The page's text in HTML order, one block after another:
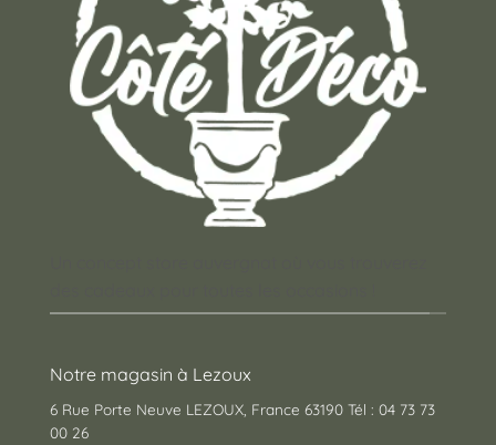
Notre magasin à Lezoux
6 Rue Porte Neuve LEZOUX, France 63190 Tél : 04 73 73
00 26